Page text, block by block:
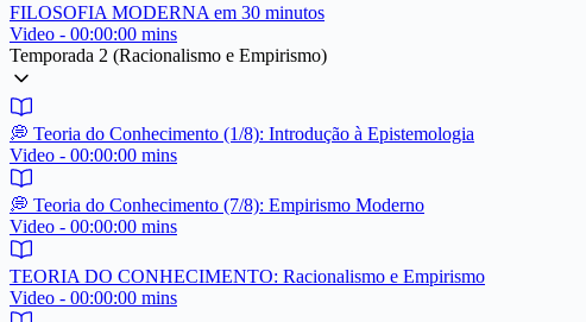
FILOSOFIA MODERNA em 30 minutos
Video - 00:00:00 mins
Temporada 2 (Racionalismo e Empirismo)
💭 Teoria do Conhecimento (1/8): Introdução à Epistemologia
Video - 00:00:00 mins
💭 Teoria do Conhecimento (7/8): Empirismo Moderno
Video - 00:00:00 mins
TEORIA DO CONHECIMENTO: Racionalismo e Empirismo
Video - 00:00:00 mins